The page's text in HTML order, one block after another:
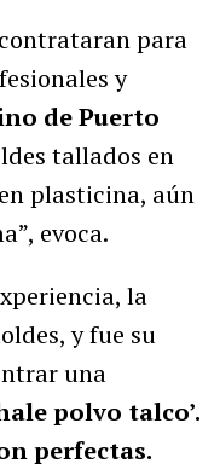
para
y
de Puerto
tallados en
plasticina, aún
evoca.
la
y fue su
una
polvo talco’.
perfectas.